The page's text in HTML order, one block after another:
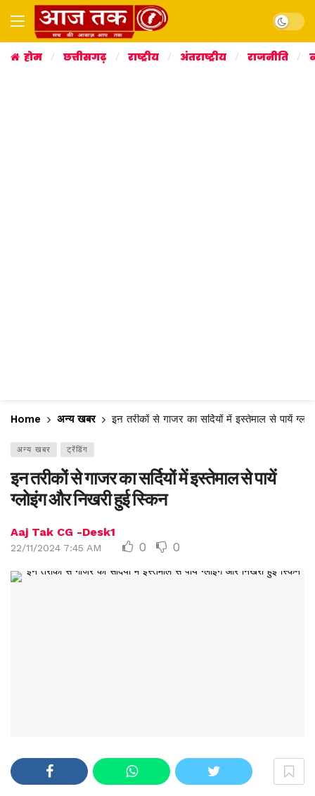
Dark
होम छत्तीसगढ़ राष्ट्रीय अंतराष्ट्रीय राजनीति
Home अन्य खबर इन तरीकों से गाजर का सर्दियों में इस्तेमाल से पायें
अन्य खबर ट्रेंडिंग
इन तरीकों से गाजर का सर्दियों में इस्तेमाल से पायें
ग्लोइंग और निखरी हुई स्किन
Aaj Tak CG -Desk1
22/11/2024 7:45 AM 0 0